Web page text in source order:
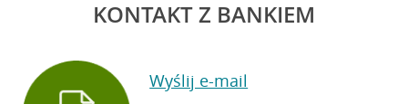
KONTAKT Z BANKIEM
Wyślij e-mail